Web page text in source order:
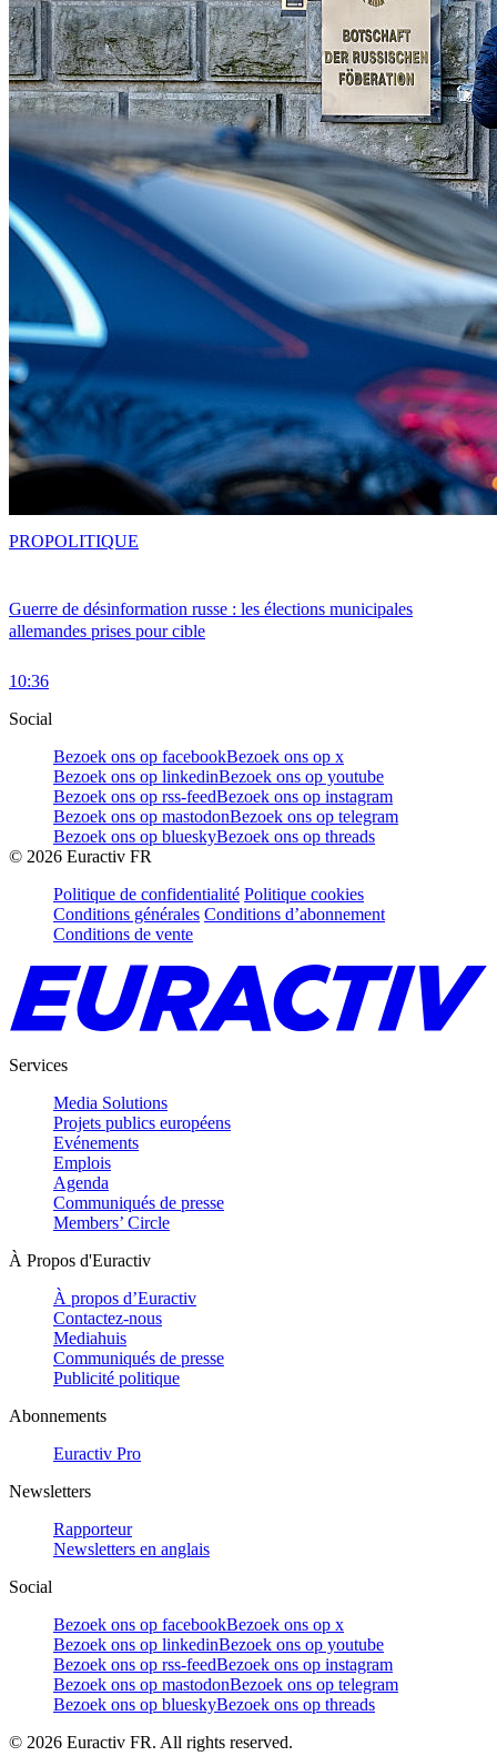
Guerre de désinformation russe : les élections municipales
allemandes prises pour cible
10:36
PROPOLITIQUE
Social
Bezoek ons op facebookBezoek ons op x
Bezoek ons op linkedinBezoek ons op youtube
Bezoek ons op rss-feedBezoek ons op instagram
Bezoek ons op mastodonBezoek ons op telegram
Bezoek ons op blueskyBezoek ons op threads
© 2026 Euractiv FR
Politique de confidentialité Politique cookies
Conditions générales Conditions d’abonnement
Conditions de vente
Services
Media Solutions
Projets publics européens
Evénements
Emplois
Agenda
Communiqués de presse
Members’ Circle
À Propos d'Euractiv
À propos d’Euractiv
Contactez-nous
Mediahuis
Communiqués de presse
Publicité politique
Abonnements
Euractiv Pro
Newsletters
Rapporteur
Newsletters en anglais
Social
Bezoek ons op facebookBezoek ons op x
Bezoek ons op linkedinBezoek ons op youtube
Bezoek ons op rss-feedBezoek ons op instagram
Bezoek ons op mastodonBezoek ons op telegram
Bezoek ons op blueskyBezoek ons op threads
© 2026 Euractiv FR. All rights reserved.